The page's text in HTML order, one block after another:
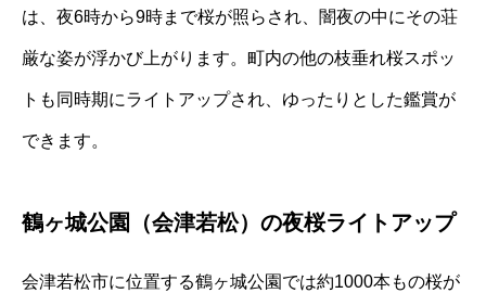
は、夜6時から9時まで桜が照らされ、闇夜の中にその荘
厳な姿が浮かび上がります。町内の他の枝垂れ桜スポッ
トも同時期にライトアップされ、ゆったりとした鑑賞が
できます。
鶴ヶ城公園（会津若松）の夜桜ライトアップ
会津若松市に位置する鶴ヶ城公園では約1000本もの桜が